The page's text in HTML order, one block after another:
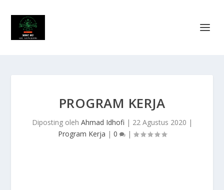
PROGRAM KERJA
Diposting oleh Ahmad Idhofi | 22 Agustus 2020 |
Program Kerja | 0 |